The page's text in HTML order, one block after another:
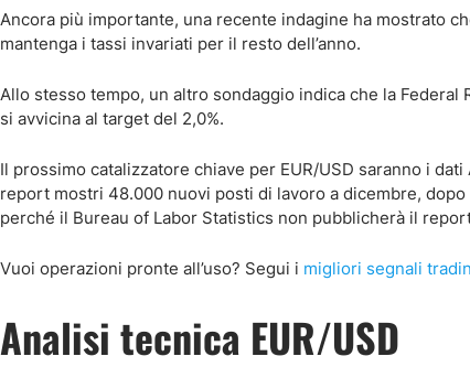
Ancora più importante, una recente indagine ha mostrato
mantenga i tassi invariati per il resto dell’anno.
Allo stesso tempo, un altro sondaggio indica che la Federal
si avvicina al target del 2,0%.
Il prossimo catalizzatore chiave per EUR/USD saranno i
report mostri 48.000 nuovi posti di lavoro a dicembre,
perché il Bureau of Labor Statistics non pubblicherà il
Vuoi operazioni pronte all’uso? Segui i migliori segnali
Analisi tecnica EUR/USD